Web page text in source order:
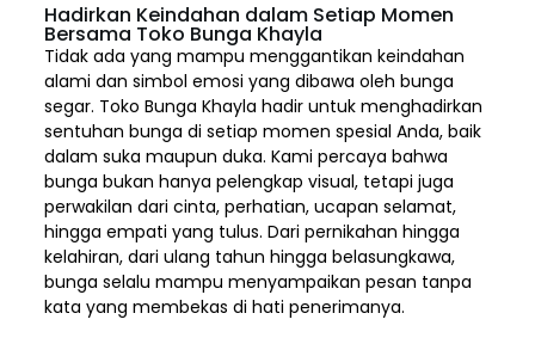
Hadirkan Keindahan dalam Setiap Momen
Bersama Toko Bunga Khayla
Tidak ada yang mampu menggantikan keindahan
alami dan simbol emosi yang dibawa oleh bunga
segar. Toko Bunga Khayla hadir untuk menghadirkan
sentuhan bunga di setiap momen spesial Anda, baik
dalam suka maupun duka. Kami percaya bahwa
bunga bukan hanya pelengkap visual, tetapi juga
perwakilan dari cinta, perhatian, ucapan selamat,
hingga empati yang tulus. Dari pernikahan hingga
kelahiran, dari ulang tahun hingga belasungkawa,
bunga selalu mampu menyampaikan pesan tanpa
kata yang membekas di hati penerimanya.